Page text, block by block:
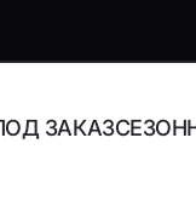
ЗАКАЗ